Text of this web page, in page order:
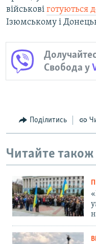
військові готуються
Ізюмському і
Свобода у
Поділитись
Читайте також